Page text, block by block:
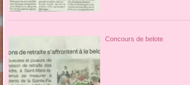
Concours de belote